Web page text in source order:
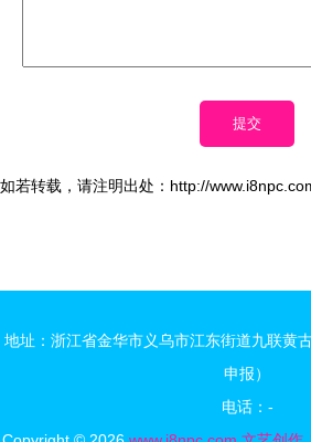
如若转载，请注明出处：http://
地址：浙江省金华市义乌市江东街道九联黄
申报）
电话：-